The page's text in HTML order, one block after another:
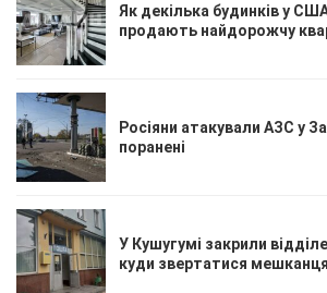
Як декілька будинків у
продають найдорожчу
Росіяни атакували АЗС у
поранені
У Кушугумі закрили
куди звертатися